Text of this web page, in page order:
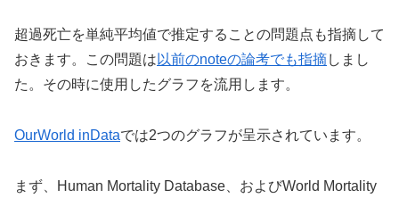
超過死亡を単純平均値で推定することの問題点も指摘して
おきます。この問題は 以前のnoteの論考でも指摘しまし
た。その時に使用したグラフを流用します。
OurWorld inDataでは2つのグラフが呈示されています。
まず、Human Mortality Database、およびWorld Mortality